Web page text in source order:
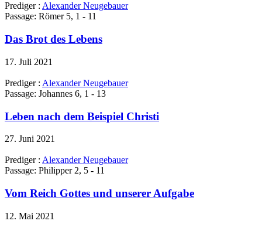
Prediger : Alexander Neugebauer
Passage: Römer 5, 1 - 11
Das Brot des Lebens
17. Juli 2021
Prediger : Alexander Neugebauer
Passage: Johannes 6, 1 - 13
Leben nach dem Beispiel Christi
27. Juni 2021
Prediger : Alexander Neugebauer
Passage: Philipper 2, 5 - 11
Vom Reich Gottes und unserer Aufgabe
12. Mai 2021